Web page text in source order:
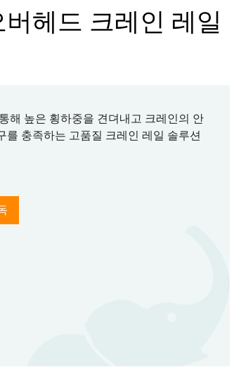
헤드 크레인 레일
해 높은 횡하중을 견뎌내고 크레인의 안
충족하는 고품질 크레인 레일 솔루션